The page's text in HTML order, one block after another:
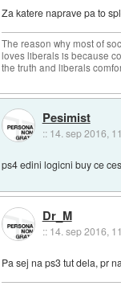
Za katere naprave pa to
The reason why most of
loves liberals is because
the truth and liberals
Pesimist
:: 14. sep 2016,
ps4 edini logicni buy ce
Dr_M
:: 14. sep 2016,
Pa sej na ps3 tut dela, pr